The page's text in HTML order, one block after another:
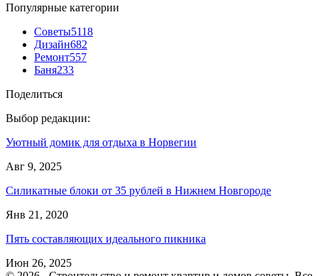
Популярные категории
Советы5118
Дизайн682
Ремонт557
Баня233
Поделиться
Выбор редакции:
Уютный домик для отдыха в Норвегии
Авг 9, 2025
Силикатные блоки от 35 рублей в Нижнем Новгороде
Янв 21, 2020
Пять составляющих идеального пикника
Июн 26, 2025